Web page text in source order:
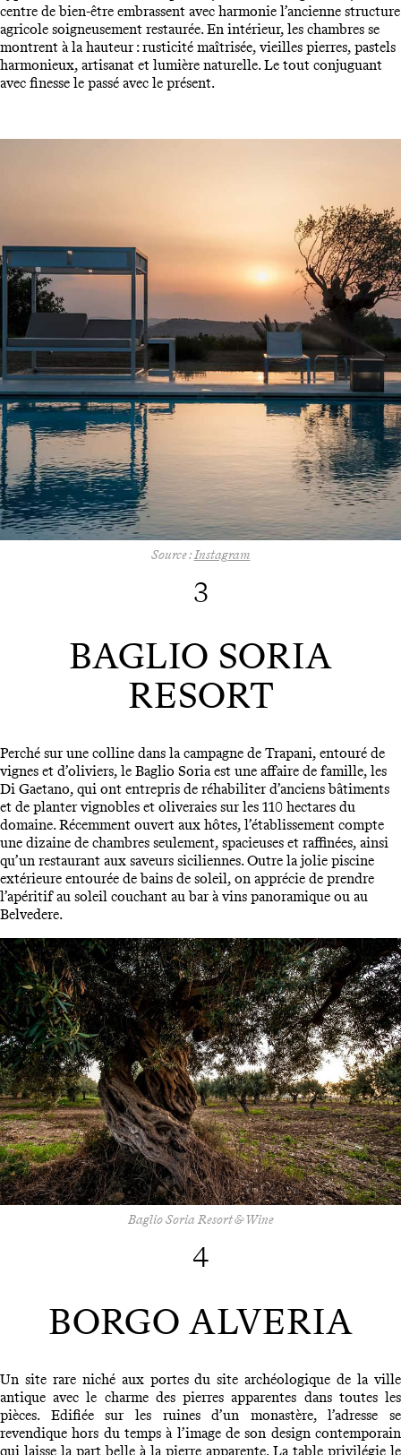
centre de bien-être embrassent avec harmonie l’ancienne structure
agricole soigneusement restaurée. En intérieur, les chambres se
montrent à la hauteur : rusticité maîtrisée, vieilles pierres, pastels
harmonieux, artisanat et lumière naturelle. Le tout conjuguant
avec finesse le passé avec le présent.
Source :Instagram
3
BAGLIO SORIA
RESORT
Perché sur une colline dans la campagne de Trapani, entouré de
vignes et d’oliviers, le Baglio Soria est une affaire de famille, les
Di Gaetano, qui ont entrepris de réhabiliter d’anciens bâtiments
et de planter vignobles et oliveraies sur les 110 hectares du
domaine. Récemment ouvert aux hôtes, l’établissement compte
une dizaine de chambres seulement, spacieuses et raffinées, ainsi
qu’un restaurant aux saveurs siciliennes. Outre la jolie piscine
extérieure entourée de bains de soleil, on apprécie de prendre
l’apéritif au soleil couchant au bar à vins panoramique ou au
Belvedere.
Baglio Soria Resort & Wine
4
BORGO ALVERIA
Un site rare niché aux portes du site archéologique de la ville
antique avec le charme des pierres apparentes dans toutes les
pièces. Edifiée sur les ruines d’un monastère, l’adresse se
revendique hors du temps à l’image de son design contemporain
qui laisse la part belle à la pierre apparente. La table privilégie le